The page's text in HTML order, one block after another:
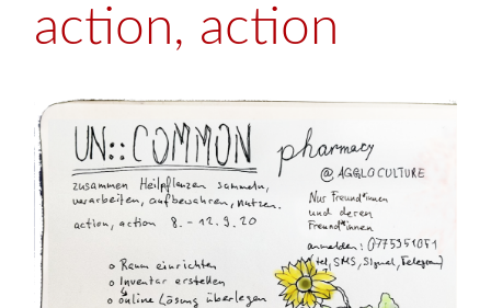
action, action